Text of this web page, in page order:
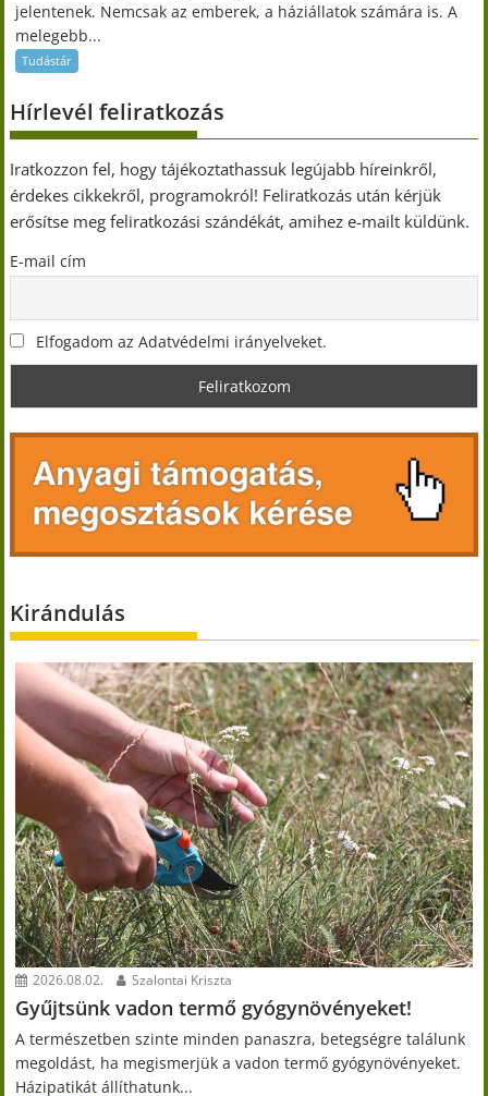
jelentenek. Nemcsak az emberek, a háziállatok számára is. A
melegebb...
Tudástár
Hírlevél feliratkozás
Iratkozzon fel, hogy tájékoztathassuk legújabb híreinkről,
érdekes cikkekről, programokról! Feliratkozás után kérjük
erősítse meg feliratkozási szándékát, amihez e-mailt küldünk.
E-mail cím
Elfogadom az Adatvédelmi irányelveket.
Kirándulás
2026.08.02. Szalontai Kriszta
Gyűjtsünk vadon termő gyógynövényeket!
A természetben szinte minden panaszra, betegségre találunk
megoldást, ha megismerjük a vadon termő gyógynövényeket.
Házipatikát állíthatunk...